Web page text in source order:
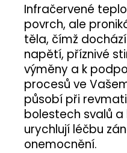
Infračervené
povrch, ale
těla, čímž
napětí, příznivé
výměny a k
procesů ve
působí při
bolestech svalů a
urychlují léčbu
onemocnění.